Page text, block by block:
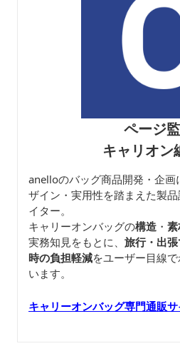
ページ
キャリオン
anelloのバッグ商品開発・企画
ザイン・実用性を踏まえた製
イター。
キャリーオンバッグの構造 ・
実務知見をもとに、 旅行・出
時の負担軽減をユーザー目線
います。
キャリーオンバッグ専門通販